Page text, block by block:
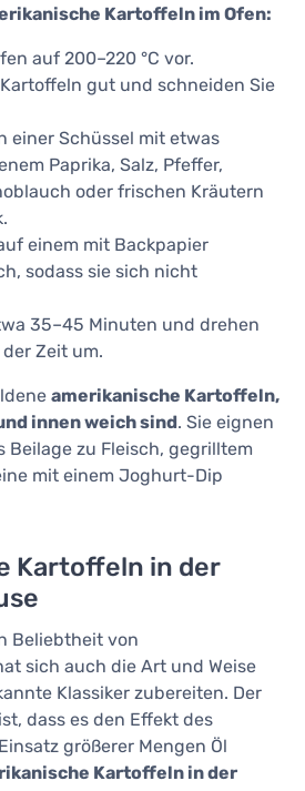
Kartoffeln im Ofen:
auf 200–220 °C vor.
gut und schneiden Sie
einer Schüssel mit etwas
Paprika, Salz, Pfeffer,
oder frischen Kräutern
einem mit Backpapier
sodass sie sich nicht
35–45 Minuten und drehen
Zeit um.
amerikanische Kartoffeln,
innen weich sind. Sie eignen
Beilage zu Fleisch, gegrilltem
mit einem Joghurt-Dip
Kartoffeln in der
Beliebtheit von
sich auch die Art und Weise
Klassiker zubereiten. Der
dass es den Effekt des
größerer Mengen Öl
Kartoffeln in der